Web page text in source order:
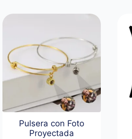
Pulsera con Foto
Proyectada